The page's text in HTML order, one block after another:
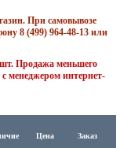
При самовывозе
8 (499) 964-48-13 или
Продажа меньшего
с менеджером интернет-
Цена Заказ